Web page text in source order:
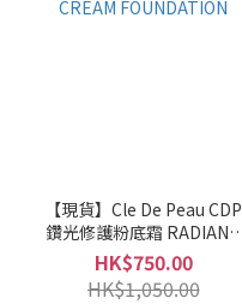
【現貨】Cle De Peau CDP
鑽光修護粉底霜 RADIANT
CREAM FOUNDATION
HK$750.00
HK$1,050.00